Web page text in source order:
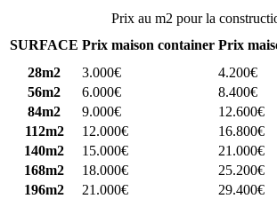
Prix au m2 pour la
SURFACE Prix maison container Prix
28m2
3.000€ 4.200€
56m2
6.000€ 8.400€
84m2
9.000€ 12.600€
112m2
12.000€ 16.800€
140m2
15.000€ 21.000€
168m2
18.000€ 25.200€
196m2
21.000€ 29.400€